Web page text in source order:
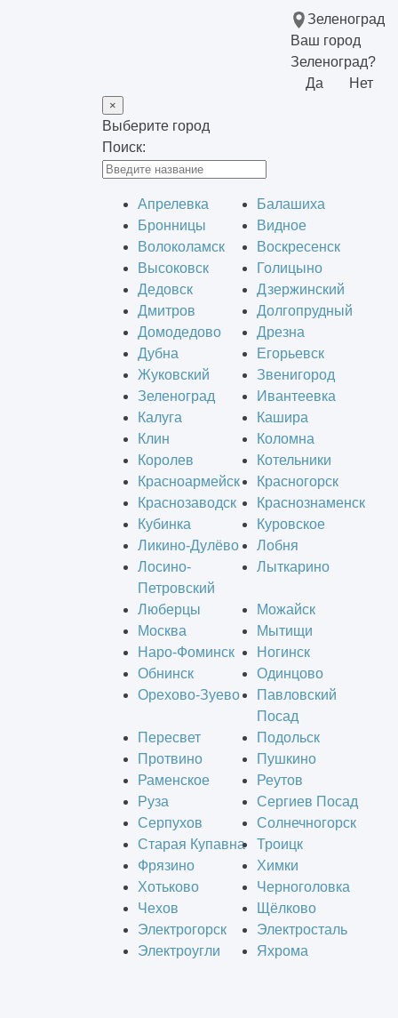
Зеленоград
Ваш город
Зеленоград?
Да
Нет
×
Выберите город
Поиск:
Апрелевка
Балашиха
Бронницы
Видное
Волоколамск
Воскресенск
Высоковск
Голицыно
Дедовск
Дзержинский
Дмитров
Долгопрудный
Домодедово
Дрезна
Дубна
Егорьевск
Жуковский
Звенигород
Зеленоград
Ивантеевка
Калуга
Кашира
Клин
Коломна
Королев
Котельники
Красноармейск
Красногорск
Краснозаводск
Краснознаменск
Кубинка
Куровское
Ликино-Дулёво
Лобня
Лосино-
Петровский
Лыткарино
Люберцы
Можайск
Москва
Мытищи
Наро-Фоминск
Ногинск
Обнинск
Одинцово
Орехово-Зуево
Павловский
Посад
Пересвет
Подольск
Протвино
Пушкино
Раменское
Реутов
Руза
Сергиев Посад
Серпухов
Солнечногорск
Старая Купавна
Троицк
Фрязино
Химки
Хотьково
Черноголовка
Чехов
Щёлково
Электрогорск
Электросталь
Электроугли
Яхрома